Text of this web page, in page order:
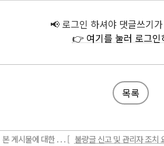
📢 로그인 하셔야 댓글쓰기
👉 여기를 눌러 로그인
목록
본 게시물에 대한 . . . [ 불량글 신고 및 관리자 조치